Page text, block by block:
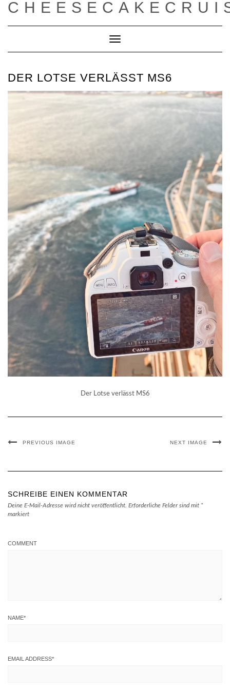
Toggle
DER LOTSE VERLÄSST MS6
Der Lotse verlässt MS6
PREVIOUS IMAGE NEXT IMAGE
SCHREIBE EINEN KOMMENTAR
Deine E-Mail-Adresse wird nicht veröffentlicht. Erforderliche Felder sind mit *
markiert
COMMENT
NAME*
EMAIL ADDRESS*